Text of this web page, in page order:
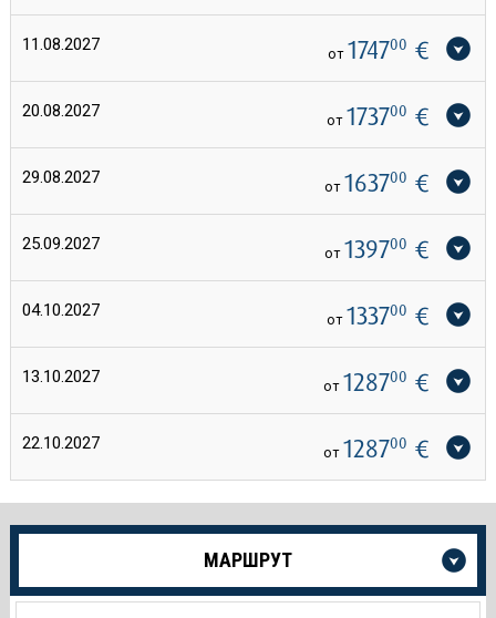
11.08.2027 от 174700 €
20.08.2027 от 173700 €
29.08.2027 от 163700 €
25.09.2027 от 139700 €
04.10.2027 от 133700 €
13.10.2027 от 128700 €
22.10.2027 от 128700 €
Още
за
МАРШРУТ